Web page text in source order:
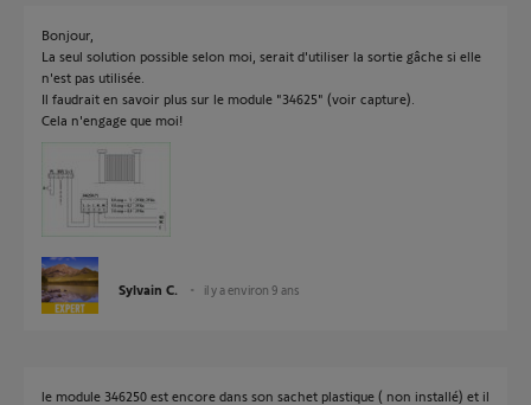
Bonjour,
La seul solution possible selon moi, serait d'utiliser la sortie gâche si elle
n'est pas utilisée.
Il faudrait en savoir plus sur le module "34625" (voir capture).
Cela n'engage que moi!
Sylvain C. il y a environ 9 ans
le module 346250 est encore dans son sachet plastique ( non installé) et il